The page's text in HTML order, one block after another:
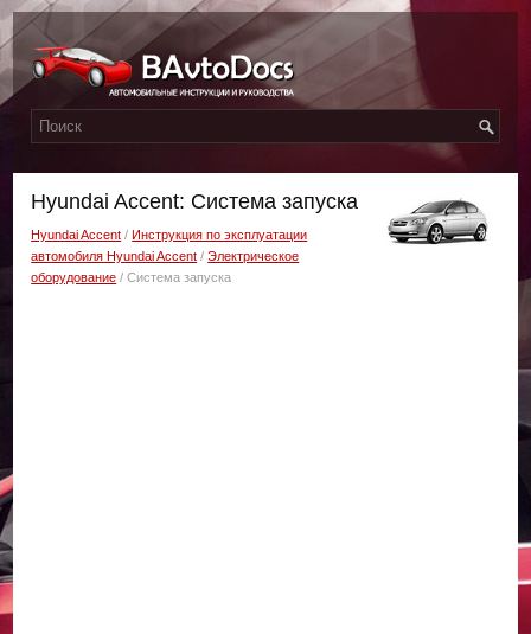
Hyundai Accent: Система запуска
Hyundai Accent /Инструкция по эксплуатации
автомобиля Hyundai Accent /Электрическое
оборудование / Система запуска